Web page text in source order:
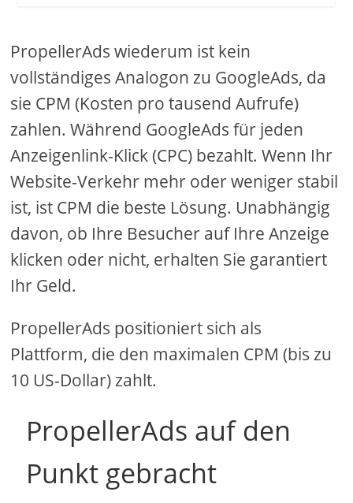
PropellerAds wiederum ist kein
vollständiges Analogon zu GoogleAds, da
sie CPM (Kosten pro tausend Aufrufe)
zahlen. Während GoogleAds für jeden
Anzeigenlink-Klick (CPC) bezahlt. Wenn Ihr
Website-Verkehr mehr oder weniger stabil
ist, ist CPM die beste Lösung. Unabhängig
davon, ob Ihre Besucher auf Ihre Anzeige
klicken oder nicht, erhalten Sie garantiert
Ihr Geld.
PropellerAds positioniert sich als
Plattform, die den maximalen CPM (bis zu
10 US-Dollar) zahlt.
PropellerAds auf den
Punkt gebracht